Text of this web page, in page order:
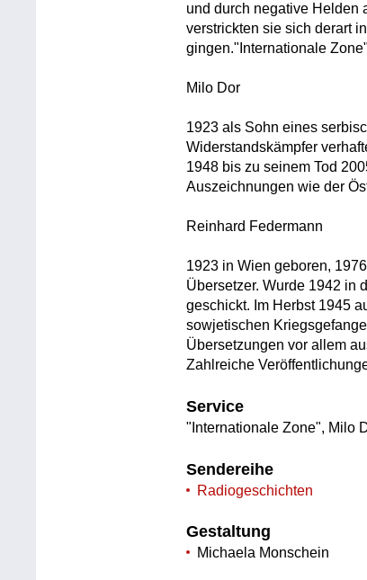
und durch negative Helden
verstrickten sie sich derart
gingen."Internationale
Milo Dor
1923 als Sohn eines
Widerstandskämpfer
1948 bis zu seinem Tod
Auszeichnungen wie der
Reinhard Federmann
1923 in Wien geboren,
Übersetzer. Wurde 1942 in
geschickt. Im Herbst 1945
sowjetischen
Übersetzungen vor allem
Zahlreiche
Service
"Internationale Zone", Milo
Sendereihe
Radiogeschichten
Gestaltung
Michaela Monschein